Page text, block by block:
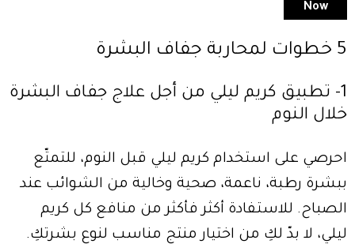
Now
5 خطوات لمحاربة جفاف البشرة
1- تطبيق كريم ليلي من أجل علاج جفاف البشرة
خلال النوم
احرصي على استخدام كريم ليلي قبل النوم، للتمتّع
ببشرة رطبة، ناعمة، صحية وخالية من الشوائب عند
الصباح. للاستفادة أكثر فأكثر من منافع كل كريم
ليلي، لا بدّ لكِ من اختيار منتج مناسب لنوع بشرتكِ.